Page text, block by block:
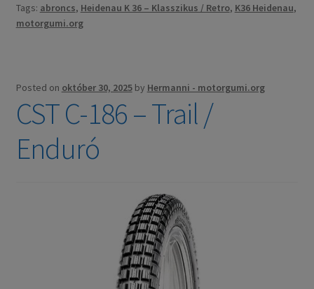
Tags: abroncs, Heidenau K 36 – Klasszikus / Retro, K36 Heidenau,
motorgumi.org
Posted on október 30, 2025 by Hermanni - motorgumi.org
CST C-186 – Trail /
Enduró